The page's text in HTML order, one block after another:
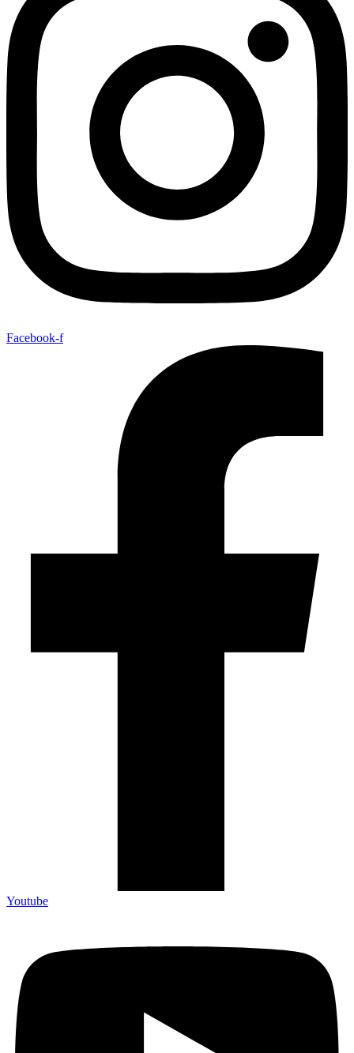
Facebook-f
Youtube